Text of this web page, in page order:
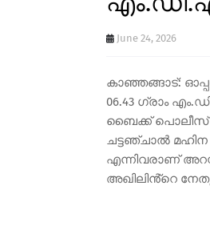
June 24, 2026
കാഞ്ഞങ്ങാട്:
06.43 ഗ്രാം
ബൈക്ക് പൊലീസ്
ചട്ടഞ്ചാൽ
എന്നിവരാണ്
അഖിലിൻ്റെ